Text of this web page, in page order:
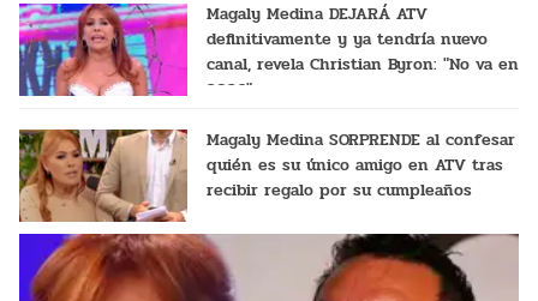
Magaly Medina DEJARÁ ATV
definitivamente y ya tendría nuevo
canal, revela Christian Byron: "No va en
2026"
Magaly Medina SORPRENDE al confesar
quién es su único amigo en ATV tras
recibir regalo por su cumpleaños